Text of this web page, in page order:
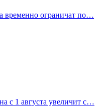
временно ограничат по…
с 1 августа увеличит с…